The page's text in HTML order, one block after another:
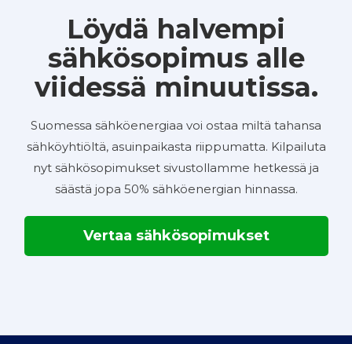
Löydä halvempi
sähkösopimus alle
viidessä minuutissa.
Suomessa sähköenergiaa voi ostaa miltä tahansa
sähköyhtiöltä, asuinpaikasta riippumatta. Kilpailuta
nyt sähkösopimukset sivustollamme hetkessä ja
säästä jopa 50% sähköenergian hinnassa.
Vertaa sähkösopimukset